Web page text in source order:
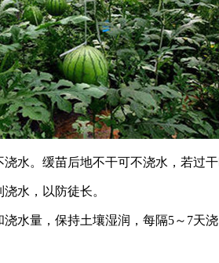
水。缓苗后地不干可不浇水，若过
水，以防徒长。
水量，保持土壤湿润，每隔5～7天